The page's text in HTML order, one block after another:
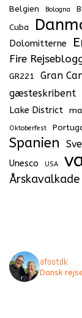
Belgien Bologna
Cuba
Dolomitterne
Fire
GR221 Gran
gæsteskribent
Lake District
Oktoberfest
Spanien
Unesco USA
Årskavalkade
afootdk
Dansk